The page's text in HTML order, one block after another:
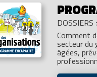
DOSSIERS
Comment
secteur du
âgées,